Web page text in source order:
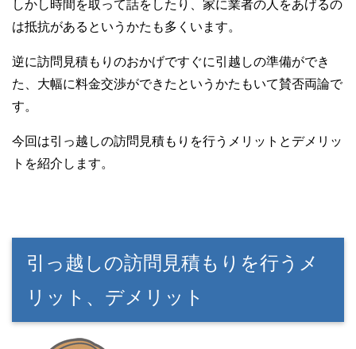
しかし時間を取って話をしたり、家に業者の人をあげるの
は抵抗があるというかたも多くいます。
逆に訪問見積もりのおかげですぐに引越しの準備ができ
た、大幅に料金交渉ができたというかたもいて賛否両論で
す。
今回は引っ越しの訪問見積もりを行うメリットとデメリッ
トを紹介します。
引っ越しの訪問見積もりを行うメ
リット、デメリット